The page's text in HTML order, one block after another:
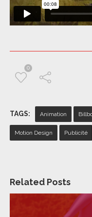
0
TAGS: Animation
Motion Design Publicité
Related Posts